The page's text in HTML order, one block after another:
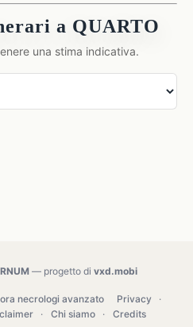
a QUARTO
una stima indicativa.
— progetto di vxd.mobi
necrologi avanzato Privacy
·
· Chi siamo · Credits